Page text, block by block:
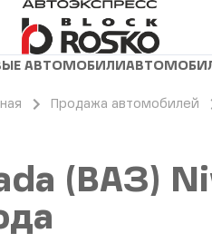
АВТОМОБИЛИ
Продажа автомобилей
(ВАЗ)